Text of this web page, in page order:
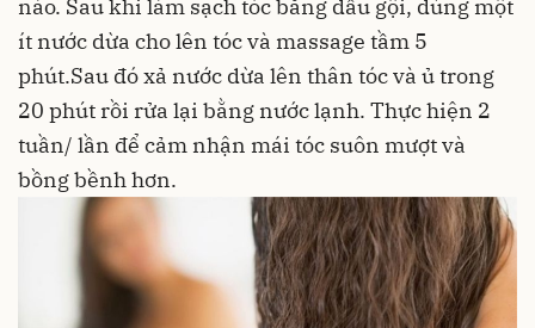
nào. Sau khi làm sạch tóc bằng dầu gội, dùng một
ít nước dừa cho lên tóc và massage tầm 5
phút.Sau đó xả nước dừa lên thân tóc và ủ trong
20 phút rồi rửa lại bằng nước lạnh. Thực hiện 2
tuần/ lần để cảm nhận mái tóc suôn mượt và
bồng bềnh hơn.